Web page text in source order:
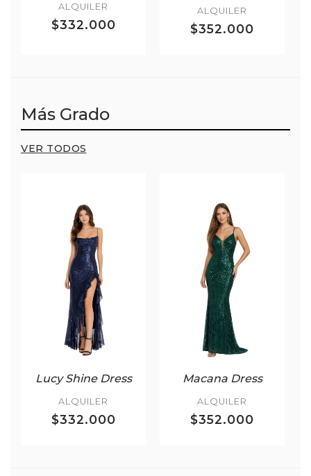
ALQUILER
$332.000
ALQUILER
$352.000
Más Grado
VER TODOS
Lucy Shine Dress
ALQUILER
$332.000
Macana Dress
ALQUILER
$352.000